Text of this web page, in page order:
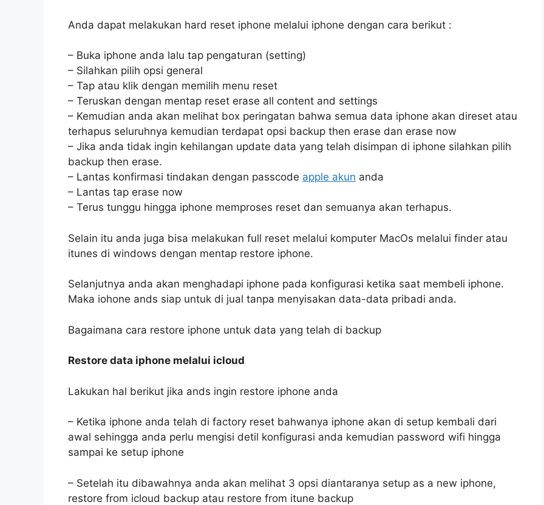
Anda dapat melakukan hard reset iphone melalui iphone dengan cara berikut :
– Buka iphone anda lalu tap pengaturan (setting)
– Silahkan pilih opsi general
– Tap atau klik dengan memilih menu reset
– Teruskan dengan mentap reset erase all content and settings
– Kemudian anda akan melihat box peringatan bahwa semua data iphone akan direset atau
terhapus seluruhnya kemudian terdapat opsi backup then erase dan erase now
– Jika anda tidak ingin kehilangan update data yang telah disimpan di iphone silahkan pilih
backup then erase.
– Lantas konfirmasi tindakan dengan passcode apple akun anda
– Lantas tap erase now
– Terus tunggu hingga iphone memproses reset dan semuanya akan terhapus.
Selain itu anda juga bisa melakukan full reset melalui komputer MacOs melalui finder atau
itunes di windows dengan mentap restore iphone.
Selanjutnya anda akan menghadapi iphone pada konfigurasi ketika saat membeli iphone.
Maka iohone ands siap untuk di jual tanpa menyisakan data-data pribadi anda.
Bagaimana cara restore iphone untuk data yang telah di backup
Restore data iphone melalui icloud
Lakukan hal berikut jika ands ingin restore iphone anda
– Ketika iphone anda telah di factory reset bahwanya iphone akan di setup kembali dari
awal sehingga anda perlu mengisi detil konfigurasi anda kemudian password wifi hingga
sampai ke setup iphone
– Setelah itu dibawahnya anda akan melihat 3 opsi diantaranya setup as a new iphone,
restore from icloud backup atau restore from itune backup